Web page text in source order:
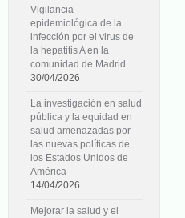
Vigilancia
epidemiológica de la
infección por el virus de
la hepatitis A en la
comunidad de Madrid
30/04/2026
La investigación en salud
pública y la equidad en
salud amenazadas por
las nuevas políticas de
los Estados Unidos de
América
14/04/2026
Mejorar la salud y el